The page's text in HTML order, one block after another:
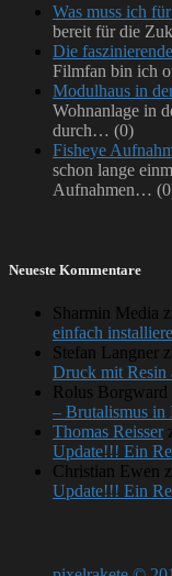
Was muss ich
bereit für die
Die
Filmfan bin ich
Modulhaus in
Wohnanlage in
durch… (0)
Fisheye
schon lange
Aufnahmen…
Neueste Kommentare
Sharmin Media
einfach
Stefan Langner
Druck mit Resin
Rolus Borgward
– Brutalismus in
Thomas Reisser
Update!!! Ein
Christian Ewen
Update!!! Ein